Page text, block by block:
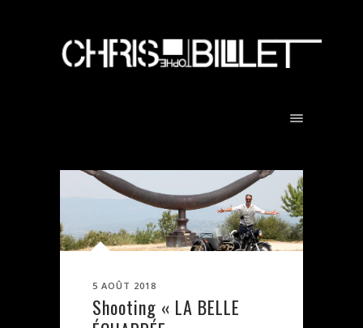
5 AOÛT 2018
Shooting « LA BELLE